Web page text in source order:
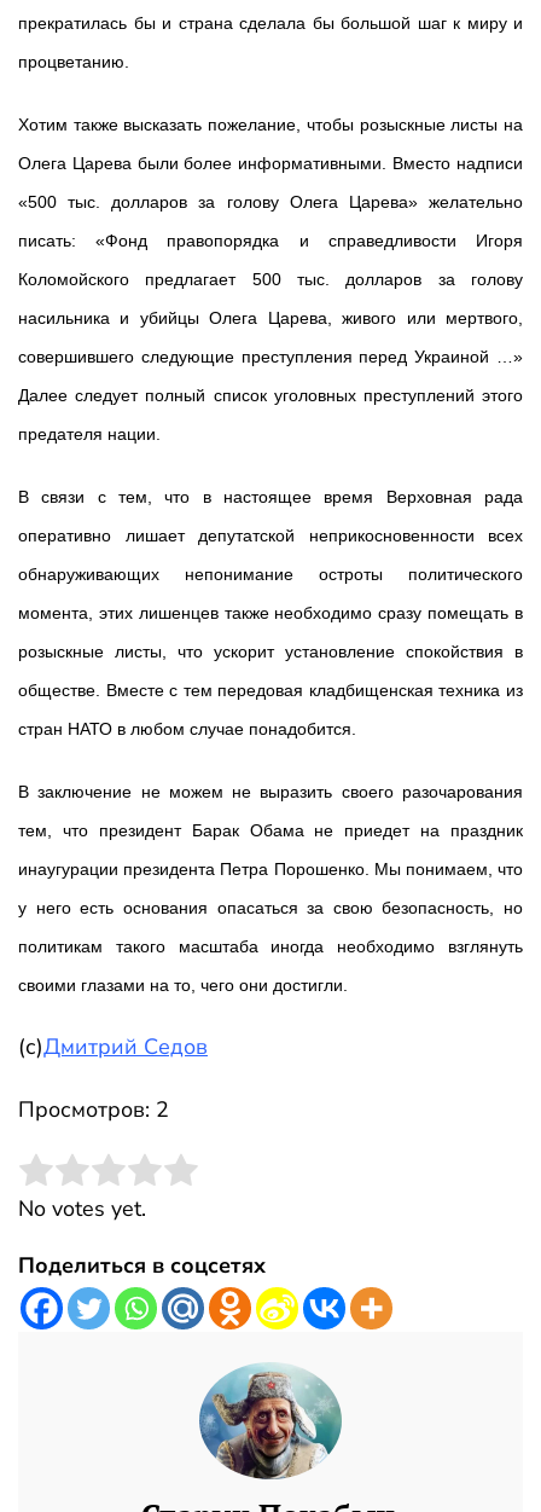
прекратилась бы и страна сделала бы большой шаг к миру и
процветанию.
Хотим также высказать пожелание, чтобы розыскные листы на
Олега Царева были более информативными. Вместо надписи
«500 тыс. долларов за голову Олега Царева» желательно
писать: «Фонд правопорядка и справедливости Игоря
Коломойского предлагает 500 тыс. долларов за голову
насильника и убийцы Олега Царева, живого или мертвого,
совершившего следующие преступления перед Украиной …»
Далее следует полный список уголовных преступлений этого
предателя нации.
В связи с тем, что в настоящее время Верховная рада
оперативно лишает депутатской неприкосновенности всех
обнаруживающих непонимание остроты политического
момента, этих лишенцев также необходимо сразу помещать в
розыскные листы, что ускорит установление спокойствия в
обществе. Вместе с тем передовая кладбищенская техника из
стран НАТО в любом случае понадобится.
В заключение не можем не выразить своего разочарования
тем, что президент Барак Обама не приедет на праздник
инаугурации президента Петра Порошенко. Мы понимаем, что
у него есть основания опасаться за свою безопасность, но
политикам такого масштаба иногда необходимо взглянуть
своими глазами на то, чего они достигли.
(с)Дмитрий Седов
Просмотров: 2
Rate this item:
Submit Rating
No votes yet.
Поделиться в соцсетях